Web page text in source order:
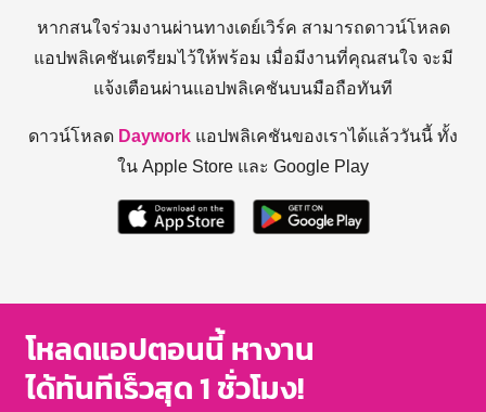
หากสนใจร่วมงานผ่านทางเดย์เวิร์ค สามารถดาวน์โหลด
แอปพลิเคชันเตรียมไว้ให้พร้อม เมื่อมีงานที่คุณสนใจ จะมี
แจ้งเตือนผ่านแอปพลิเคชันบนมือถือทันที
ดาวน์โหลด Daywork แอปพลิเคชันของเราได้แล้ววันนี้ ทั้ง
ใน Apple Store และ Google Play
โหลดแอปตอนนี้ หางาน
ได้ทันทีเร็วสุด 1 ชั่วโมง!